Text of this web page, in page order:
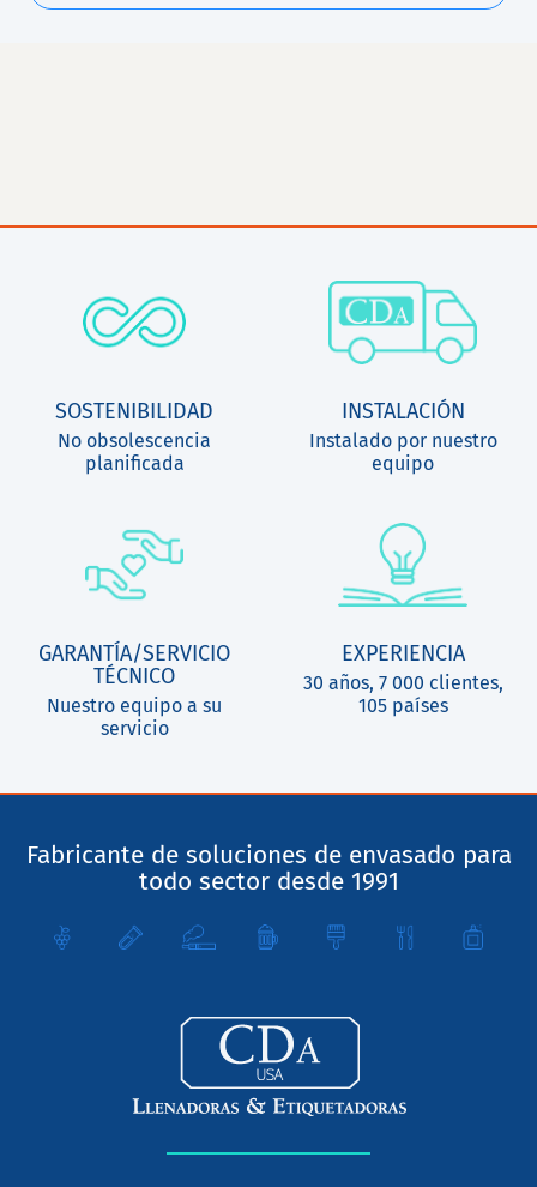
SOSTENIBILIDAD
No obsolescencia
planificada
INSTALACIÓN
Instalado por nuestro
equipo
GARANTÍA/SERVICIO
TÉCNICO
Nuestro equipo a su
servicio
EXPERIENCIA
30 años, 7 000 clientes,
105 países
Fabricante de soluciones de envasado para
todo sector desde 1991